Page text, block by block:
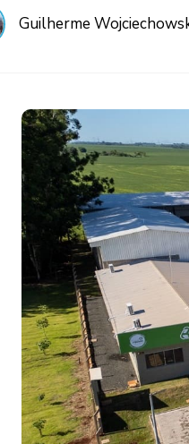
Guilherme
WhatsApp
Facebook
Threads
Telegram